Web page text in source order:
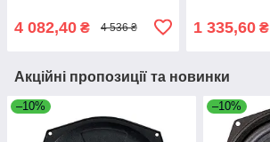
4 082,40 ₴ 4 536 ₴
X1, X3, X4,
1 335,60₴
Акційні пропозиції та новинки
–10% –10%